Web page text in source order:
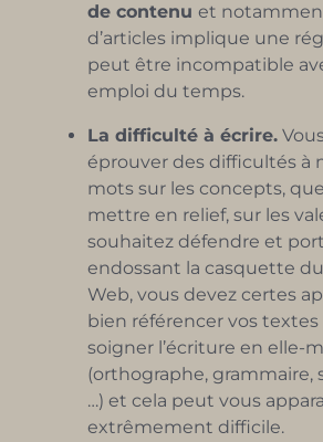
de contenu et
d’articles implique une
peut être incompatible
emploi du temps.
La difficulté à écrire.
éprouver des difficultés à
mots sur les concepts,
mettre en relief, sur les
souhaitez défendre et
endossant la casquette
Web, vous devez certes
bien référencer vos textes
soigner l’écriture en elle-
(orthographe, grammaire,
…) et cela peut vous
extrêmement difficile.